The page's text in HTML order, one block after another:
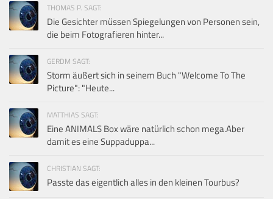
THOMAS P. SAGT:
Die Gesichter müssen Spiegelungen von Personen sein,
die beim Fotografieren hinter...
GERDM SAGT:
Storm äußert sich in seinem Buch "Welcome To The
Picture": "Heute...
MATTHIAS SAGT:
Eine ANIMALS Box wäre natürlich schon mega.Aber
damit es eine Suppaduppa...
CHRISTIAN SAGT:
Passte das eigentlich alles in den kleinen Tourbus?